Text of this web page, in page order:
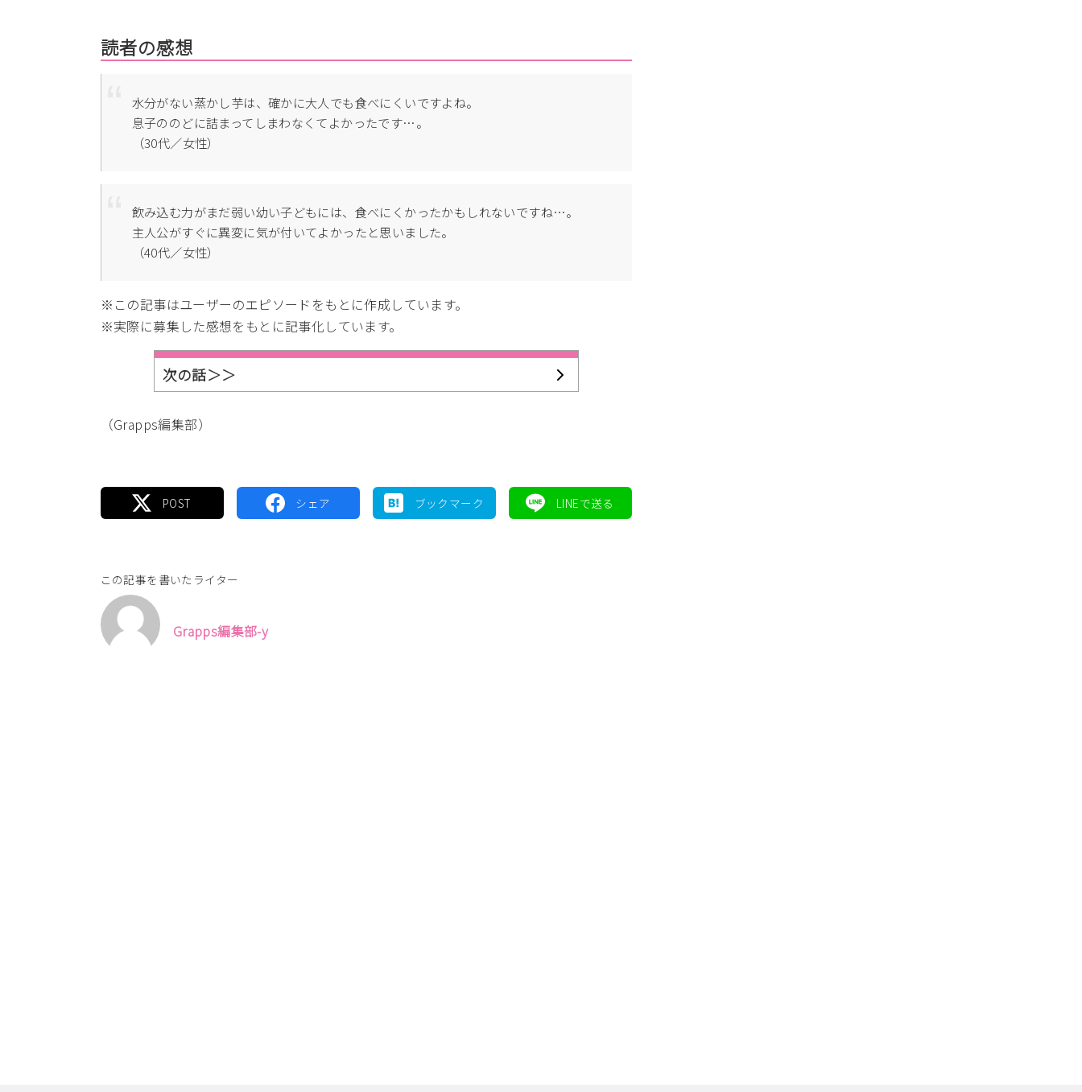
読者の感想
水分がない蒸かし芋は、確かに大人でも食べにくいですよね。
息子ののどに詰まってしまわなくてよかったです…。
（30代／女性）
飲み込む力がまだ弱い幼い子どもには、食べにくかったかもしれないですね…。
主人公がすぐに異変に気が付いてよかったと思いました。
（40代／女性）
※この記事はユーザーのエピソードをもとに作成しています。
※実際に募集した感想をもとに記事化しています。
次の話＞＞
（Grapps編集部）
この記事を書いたライター
Grapps編集部-y